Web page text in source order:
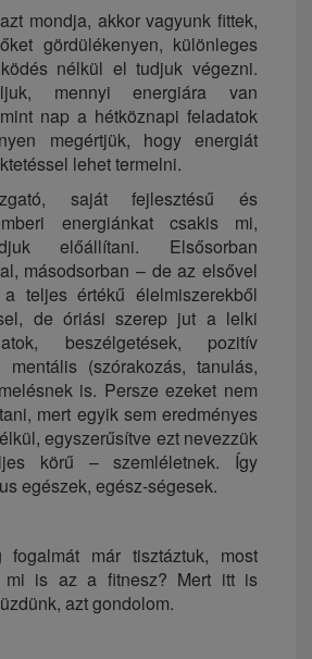
mondja, akkor vagyunk fittek,
gördülékenyen, különleges
nélkül el tudjuk végezni.
mennyi energiára van
nap a hétköznapi feladatok
megértjük, hogy energiát
lehet termelni.
saját fejlesztésű és
energiánkat csakis mi,
előállítani. Elsősorban
másodsorban – de az elsővel
teljes értékű élelmiszerekből
de óriási szerep jut a lelki
beszélgetések, pozitív
(szórakozás, tanulás,
is. Persze ezeket nem
mert egyik sem eredményes
egyszerűsítve ezt nevezzük
körű – szemléletnek. Így
egészek, egész-ségesek.
már tisztáztuk, most
mi is az a fitnesz? Mert itt is
azt gondolom.